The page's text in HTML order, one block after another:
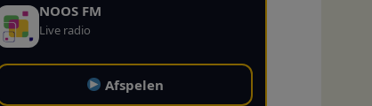
NOOS FM
Live radio
Afspelen